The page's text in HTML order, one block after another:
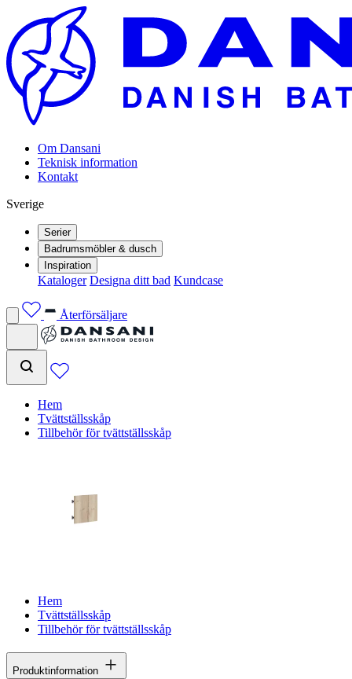
Om Dansani
Teknisk information
Kontakt
Sverige
Serier
Badrumsmöbler & dusch
Inspiration
Kataloger Designa ditt bad Kundcase
Återförsäljare
Hem
Tvättställsskåp
Tillbehör för tvättställsskåp
Hem
Tvättställsskåp
Tillbehör för tvättställsskåp
Produktinformation